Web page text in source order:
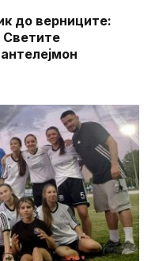
до верниците:
Светите